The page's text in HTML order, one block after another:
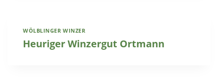
WÖLBLINGER WINZER
Heuriger Winzergut Ortmann